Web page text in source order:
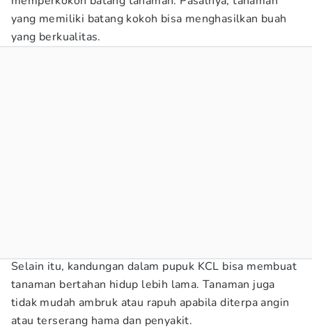
yang memiliki batang kokoh bisa menghasilkan buah
yang berkualitas.
Selain itu, kandungan dalam pupuk KCL bisa membuat
tanaman bertahan hidup lebih lama. Tanaman juga
tidak mudah ambruk atau rapuh apabila diterpa angin
atau terserang hama dan penyakit.